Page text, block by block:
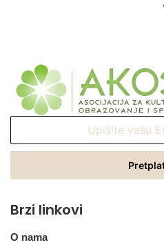
Email
Brzi linkovi
O nama